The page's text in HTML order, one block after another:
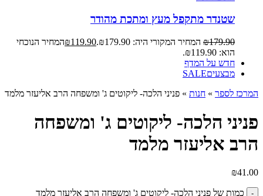
שטנדר מתקפל מעץ ומתכת מהודר
₪179.90 המחיר המקורי היה: ₪179.90. ₪119.90
המחיר הנוכחי
הוא: ₪119.90.
חדש על המדף
מבצעיםSALE
המרכז לספר » חנות » פניני הלכה- ליקוטים ג' ומשפחה הרב אליעזר מלמד
פניני הלכה- ליקוטים ג' ומשפחה
הרב אליעזר מלמד
₪41.00
כמות של פניני הלכה- ליקוטים ג' ומשפחה הרב אליעזר מלמד